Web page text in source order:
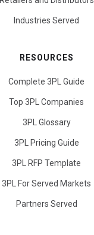
Industries Served
RESOURCES
Complete 3PL Guide
Top 3PL Companies
3PL Glossary
3PL Pricing Guide
3PL RFP Template
3PL For Served Markets
Partners Served